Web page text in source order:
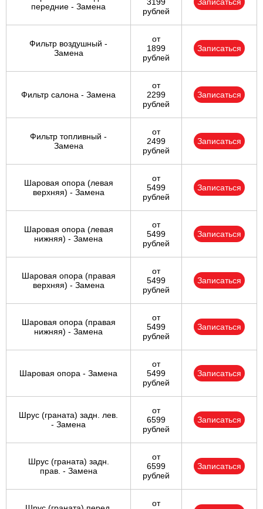
передние - Замена
3199
рублей
Записаться
Фильтр воздушный -
Замена
от
1899
рублей
Записаться
Фильтр салона - Замена
от
2299
рублей
Записаться
Фильтр топливный -
Замена
от
2499
рублей
Записаться
Шаровая опора (левая
верхняя) - Замена
от
5499
рублей
Записаться
Шаровая опора (левая
нижняя) - Замена
от
5499
рублей
Записаться
Шаровая опора (правая
верхняя) - Замена
от
5499
рублей
Записаться
Шаровая опора (правая
нижняя) - Замена
от
5499
рублей
Записаться
Шаровая опора - Замена
от
5499
рублей
Записаться
Шрус (граната) задн. лев.
- Замена
от
6599
рублей
Записаться
Шрус (граната) задн.
прав. - Замена
от
6599
рублей
Записаться
от